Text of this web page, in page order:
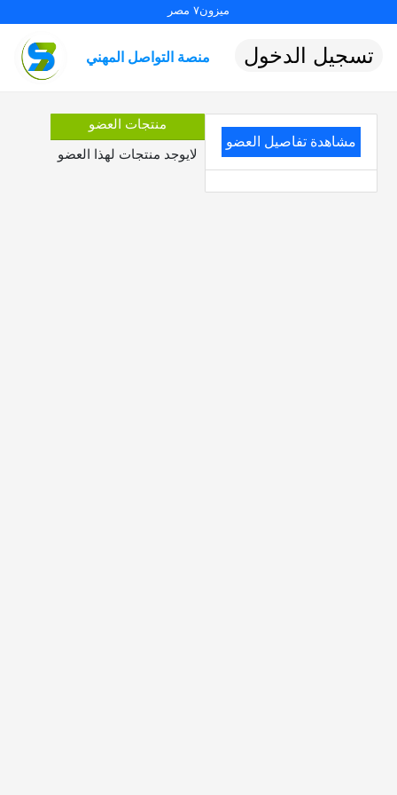
ميزون٧ مصر
منصة التواصل المهني تسجيل الدخول
مشاهدة تفاصيل العضو
منتجات العضو
لايوجد منتجات لهذا العضو